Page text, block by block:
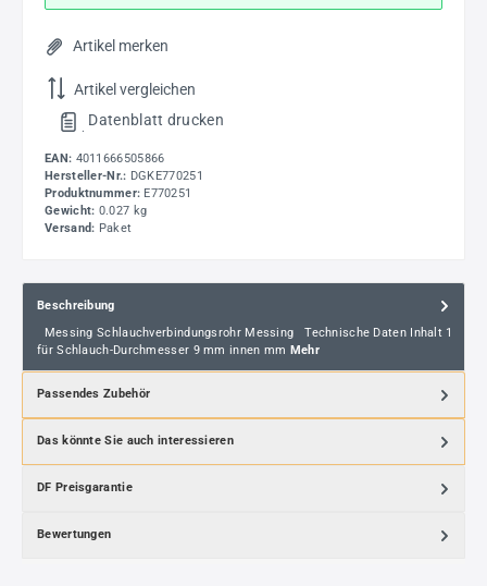
Artikel merken
Artikel vergleichen
. Datenblatt drucken
EAN: 4011666505866
Hersteller-Nr.: DGKE770251
Produktnummer: E770251
Gewicht: 0.027 kg
Versand: Paket
Beschreibung
Messing Schlauchverbindungsrohr Messing Technische Daten Inhalt 1
für Schlauch-Durchmesser 9 mm innen mm Mehr
Passendes Zubehör
Das könnte Sie auch interessieren
DF Preisgarantie
Bewertungen